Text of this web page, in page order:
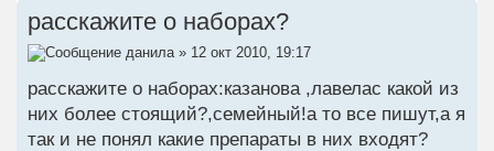
расскажите о наборах?
данила» 12 окт 2010, 19:17
расскажите о наборах:казанова ,лавелас какой из
них более стоящий?,семейный!а то все пишут,а я
так и не понял какие препараты в них входят?